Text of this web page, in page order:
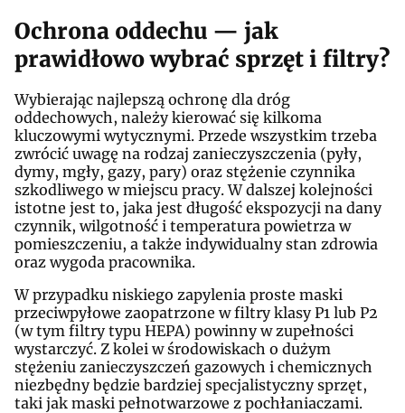
Ochrona oddechu — jak
prawidłowo wybrać sprzęt i filtry?
Wybierając najlepszą ochronę dla dróg
oddechowych, należy kierować się kilkoma
kluczowymi wytycznymi. Przede wszystkim trzeba
zwrócić uwagę na rodzaj zanieczyszczenia (pyły,
dymy, mgły, gazy, pary) oraz stężenie czynnika
szkodliwego w miejscu pracy. W dalszej kolejności
istotne jest to, jaka jest długość ekspozycji na dany
czynnik, wilgotność i temperatura powietrza w
pomieszczeniu, a także indywidualny stan zdrowia
oraz wygoda pracownika.
W przypadku niskiego zapylenia proste maski
przeciwpyłowe zaopatrzone w filtry klasy P1 lub P2
(w tym filtry typu HEPA) powinny w zupełności
wystarczyć. Z kolei w środowiskach o dużym
stężeniu zanieczyszczeń gazowych i chemicznych
niezbędny będzie bardziej specjalistyczny sprzęt,
taki jak maski pełnotwarzowe z pochłaniaczami.